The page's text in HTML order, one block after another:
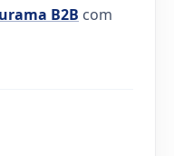
B2B com